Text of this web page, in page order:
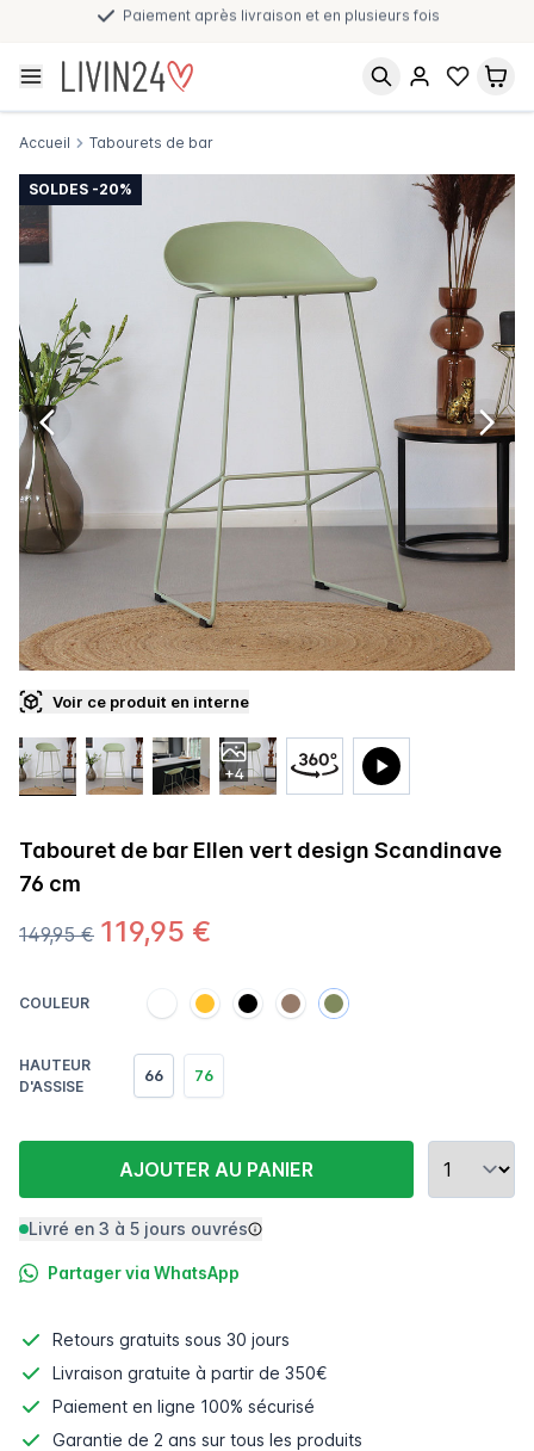
Paiement après livraison et en plusieurs fois
Accueil Tabourets de bar
SOLDES -20%
Voir ce produit en interne
+4
Tabouret de bar Ellen vert design Scandinave
76 cm
149,95 € 119,95 €
COULEUR
HAUTEUR
D'ASSISE
66 76
AJOUTER AU PANIER
Livré en 3 à 5 jours ouvrés
Partager via WhatsApp
Retours gratuits sous 30 jours
Livraison gratuite à partir de 350€
Paiement en ligne 100% sécurisé
Garantie de 2 ans sur tous les produits